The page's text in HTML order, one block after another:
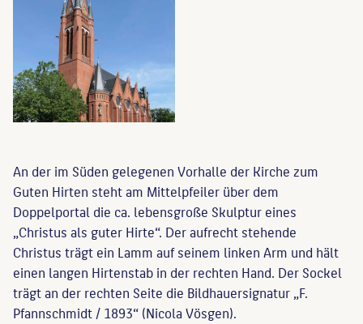
An der im Süden gelegenen Vorhalle der Kirche zum
Guten Hirten steht am Mittelpfeiler über dem
Doppelportal die ca. lebensgroße Skulptur eines
„Christus als guter Hirte“. Der aufrecht stehende
Christus trägt ein Lamm auf seinem linken Arm und hält
einen langen Hirtenstab in der rechten Hand. Der Sockel
trägt an der rechten Seite die Bildhauersignatur „F.
Pfannschmidt / 1893“ (Nicola Vösgen).